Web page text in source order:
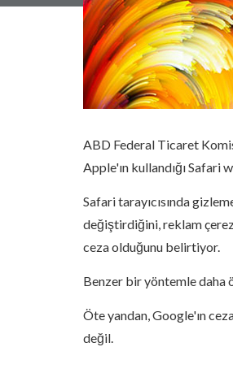
ABD Federal Ticaret
Apple'ın kullandığı Safari
Safari tarayıcısında
değiştirdiğini, reklam
ceza olduğunu belirtiyor.
Benzer bir yöntemle daha
Öte yandan, Google'ın
değil.